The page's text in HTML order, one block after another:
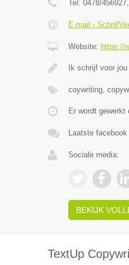
Tel: 0478/456927
E-mail ›
Website: https://
Ik schrijf voor
coywriting,
Er wordt gewerkt
Laatste
Sociale media:
BEKIJK
TextUp